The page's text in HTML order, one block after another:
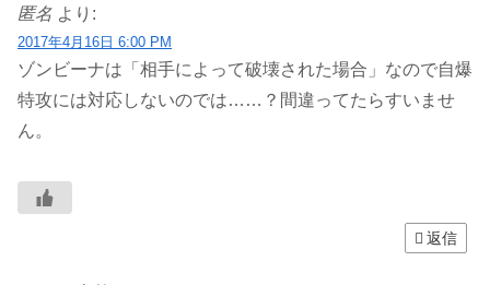
匿名 より:
2017年4月16日 6:00 PM
ゾンビーナは「相手によって破壊された場合」なので自爆
特攻には対応しないのでは……？間違ってたらすいませ
ん。
返信